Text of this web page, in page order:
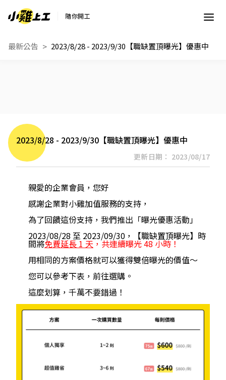
隨你開工
最新公告 2023/8/28 - 2023/9/30【職缺置頂曝光】優惠中
2023/8/28 - 2023/9/30【職缺置頂曝光】優惠中
更新日期： 2023/08/17
親愛的企業會員，您好
感謝企業對小雞加值服務的支持，
為了回饋這份支持，我們推出「曝光優惠活動」
2023/08/28 至 2023/09/30，【職缺置頂曝光】時
間將免費延長 1 天 ，共連續曝光 48 小時！
用相同的方案價格就可以獲得雙倍曝光的價值～
您可以參考下表，前往選購。
這麼划算，千萬不要錯過！